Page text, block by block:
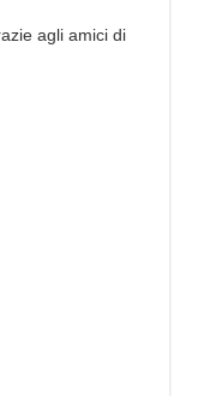
agli amici di